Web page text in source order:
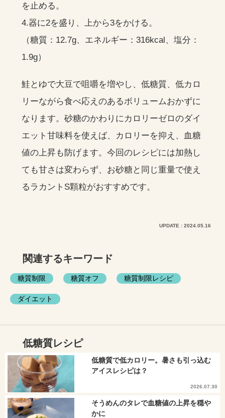
を止める。
4.器に2を盛り、上から3をかける。
（糖質：12.7g、エネルギー：316kcal、塩分：
1.9g）
鮭とゆで大豆で咀嚼を増やし、低糖質、低カロ
リーながら食べ応えのあるボリュームおかずに
なります。砂糖のかわりにカロリーゼロのダイ
エット甘味料を使えば、カロリーを抑え、血糖
値の上昇も防げます。今回のレシピには加熱し
ても甘さは変わらず、お砂糖と同じ重量で使え
るラカントS顆粒がおすすめです。
UPDATE : 2024.05.16
関連するキーワード
糖質制限 糖質オフ 糖質制限レシピ
ダイエット
低糖質レシピ
低糖質で低カロリー。暑さも引っ込む
アイスレシピは？
2026.07.30
そうめんのタレで血糖値の上昇を穏や
かに